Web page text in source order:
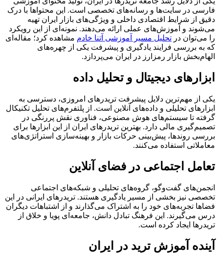
فارسی در سایت‌ها و رسانه‌های تخصصی است. این محتواها با درک
دقیق از شرایط اقتصادی داخلی و ویژگی‌های بازار ایران تهیه
می‌شوند و آموزش‌های عملی ارائه می‌دهند. نمونه‌ای از این رویکرد
را می‌توان در تحلیل مسیر آموزشی آتنا خادم مشاهده کرد؛ مقاله‌ای
که به بررسی فرایند یادگیری و پیشرفت یکی از چهره‌های
الهام‌بخش بازار رمزارز در ایران می‌پردازد.
ابزارهای دیجیتال و تحلیل داده
یکی از مهم‌ترین دلایل پیشرفت تریدرهای امروزی، دسترسی به
ابزارهای تحلیلی و داده‌های آنلاین است. از پلتفرم‌های تحلیل تکنیکال
گرفته تا سیستم‌های هوش مصنوعی، فناوری نقش پررنگی در
تصمیم‌گیری مالی دارد. بهترین تریدرهای ایران از این ابزارها برای
بررسی روندها، پیش‌بینی حرکات بازار و بهینه‌سازی استراتژی‌های
معاملاتی استفاده می‌کنند.
تعامل اجتماعی در فضای آنلاین
انجمن‌های گفت‌وگو، گروه‌های تحلیلی و شبکه‌های اجتماعی
تخصصی نیز بخشی از مسیر یادگیری هستند. تریدرهای ایرانی در این
فضاها تجربه‌های خود را به اشتراک می‌گذارند و از اشتباهات دیگران
درس می‌گیرند. این فرهنگ تبادل دانش، جامعه‌ای پویا و خلاق از
تریدرها ایجاد کرده است.
آینده آموزش ترید در ایران